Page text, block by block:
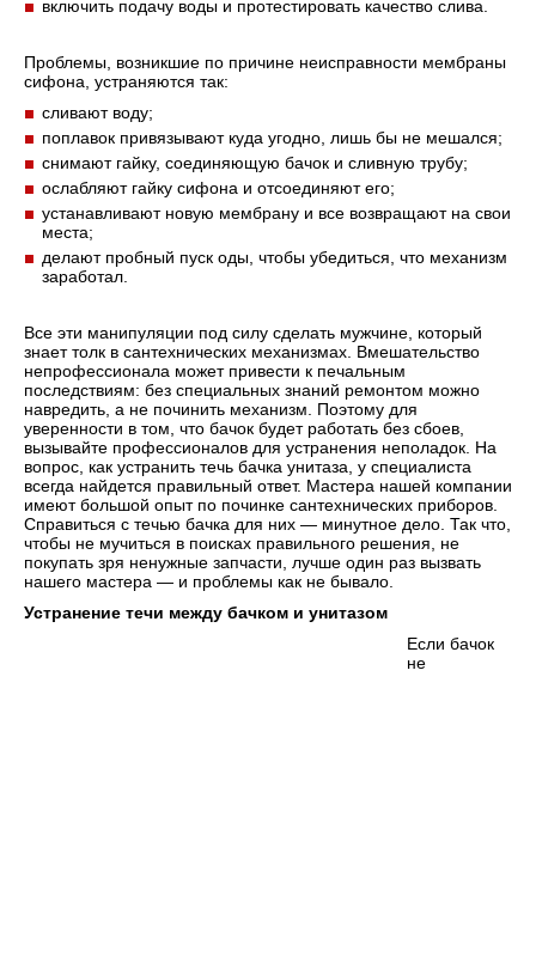
включить подачу воды и протестировать качество слива.
Проблемы, возникшие по причине неисправности мембраны
сифона, устраняются так:
сливают воду;
поплавок привязывают куда угодно, лишь бы не мешался;
снимают гайку, соединяющую бачок и сливную трубу;
ослабляют гайку сифона и отсоединяют его;
устанавливают новую мембрану и все возвращают на свои
места;
делают пробный пуск оды, чтобы убедиться, что механизм
заработал.
Все эти манипуляции под силу сделать мужчине, который
знает толк в сантехнических механизмах. Вмешательство
непрофессионала может привести к печальным
последствиям: без специальных знаний ремонтом можно
навредить, а не починить механизм. Поэтому для
уверенности в том, что бачок будет работать без сбоев,
вызывайте профессионалов для устранения неполадок. На
вопрос, как устранить течь бачка унитаза, у специалиста
всегда найдется правильный ответ. Мастера нашей компании
имеют большой опыт по починке сантехнических приборов.
Справиться с течью бачка для них — минутное дело. Так что,
чтобы не мучиться в поисках правильного решения, не
покупать зря ненужные запчасти, лучше один раз вызвать
нашего мастера — и проблемы как не бывало.
Устранение течи между бачком и унитазом
Если бачок
не